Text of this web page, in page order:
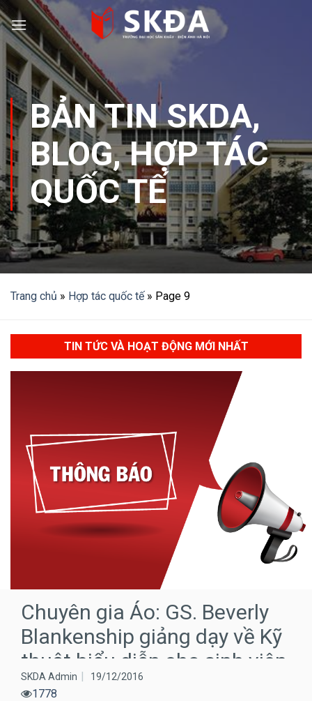
Skip
to
content
BẢN TIN SKDA,
BLOG,HỢP TÁC
QUỐC TẾ
Trang chủ » Hợp tác quốc tế» Page 9
TIN TỨC VÀ HOẠT ĐỘNG MỚI NHẤT
Chuyên gia Áo: GS. Beverly
Blankenship giảng dạy về Kỹ
thuật biểu diễn cho sinh viên
lớp Diễn…
SKDA Admin 19/12/2016
1778